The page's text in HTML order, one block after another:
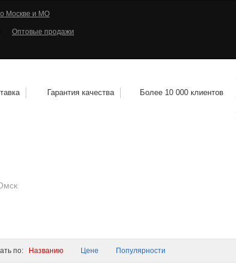
Москве и МО
Оптовые продажи
Гарантия качества Более 10 000 клиентов
по: Названию Цене Популярности